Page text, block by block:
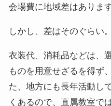
会場費に地域差はあります
しかし、差はそのぐらい。
衣装代、消耗品などは、
ものを用意せざるを得ず
た、地方にも長年活動し
くあるので、直属教室で